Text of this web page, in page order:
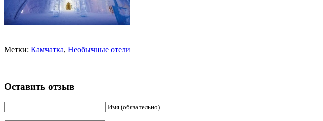
Метки: Камчатка, Необычные отели
Оставить отзыв
Имя (обязательно)